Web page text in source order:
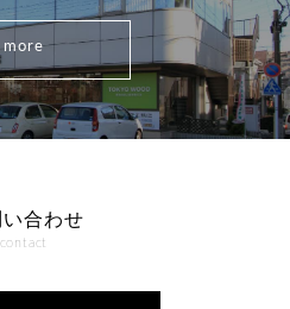
more
い合わせ
contact